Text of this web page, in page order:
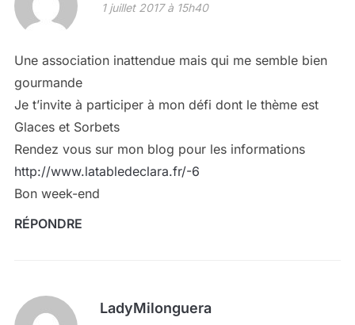
1 juillet 2017 à 15h40
Une association inattendue mais qui me semble bien
gourmande
Je t’invite à participer à mon défi dont le thème est
Glaces et Sorbets
Rendez vous sur mon blog pour les informations
http://www.latabledeclara.fr/-6
Bon week-end
RÉPONDRE
LadyMilonguera